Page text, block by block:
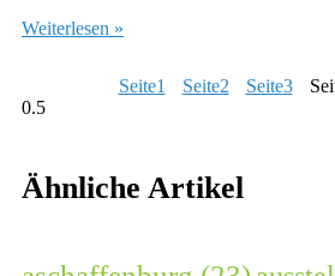
Weiterlesen »
Seite1 Seite2 Seite3
Ähnliche Artikel